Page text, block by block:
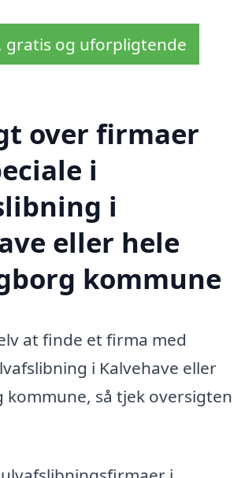
gratis og uforpligtende
over firmaer
i
i
eller hele
kommune
at finde et firma med
i Kalvehave eller
så tjek oversigten